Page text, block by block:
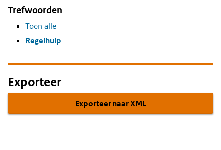
Trefwoorden
Toon alle
Regelhulp
Exporteer
Exporteer naar XML